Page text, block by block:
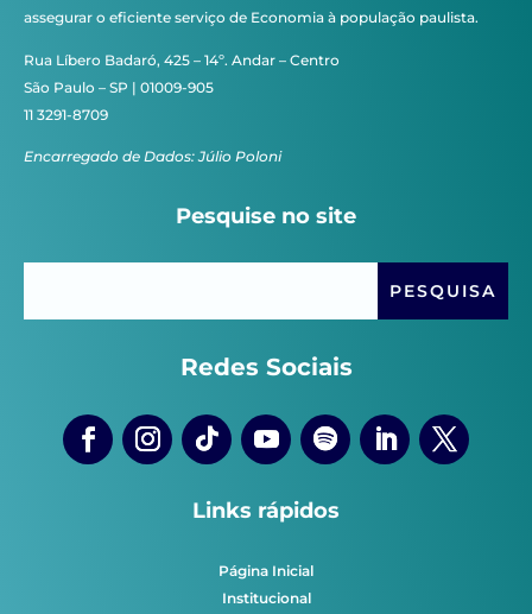
assegurar o eficiente serviço de Economia à população paulista.
Rua Líbero Badaró, 425 – 14º. Andar – Centro
São Paulo – SP | 01009-905
11 3291-8709
Encarregado de Dados: Júlio Poloni
Pesquise no site
Redes Sociais
Links rápidos
Página Inicial
Institucional